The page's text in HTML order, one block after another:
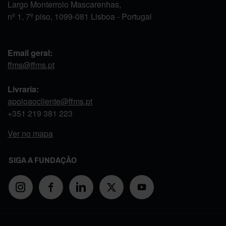
Largo Monterroio Mascarenhas,
nº 1, 7º piso, 1099-081 Lisboa - Portugal
Email geral:
ffms@ffms.pt
Livraria:
apoioaocliente@ffms.pt
+351 219 381 223
Ver no mapa
SIGA A FUNDAÇÃO